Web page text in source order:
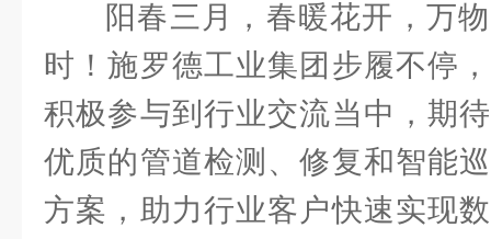
阳春三月，春暖花开，万
时！施罗德工业集团步履不停
积极参与到行业交流当中，期
优质的管道检测、修复和智能
方案，助力行业客户快速实现